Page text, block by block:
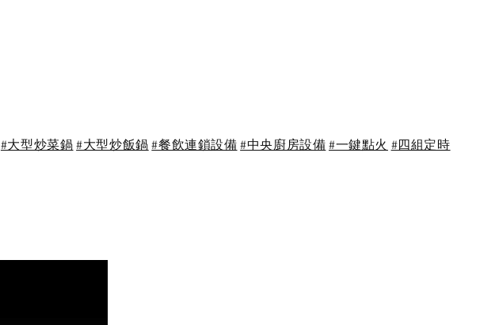
#大型炒菜鍋#大型炒飯鍋 #餐飲連鎖設備#中央廚房設備#一鍵點火 #四組定時